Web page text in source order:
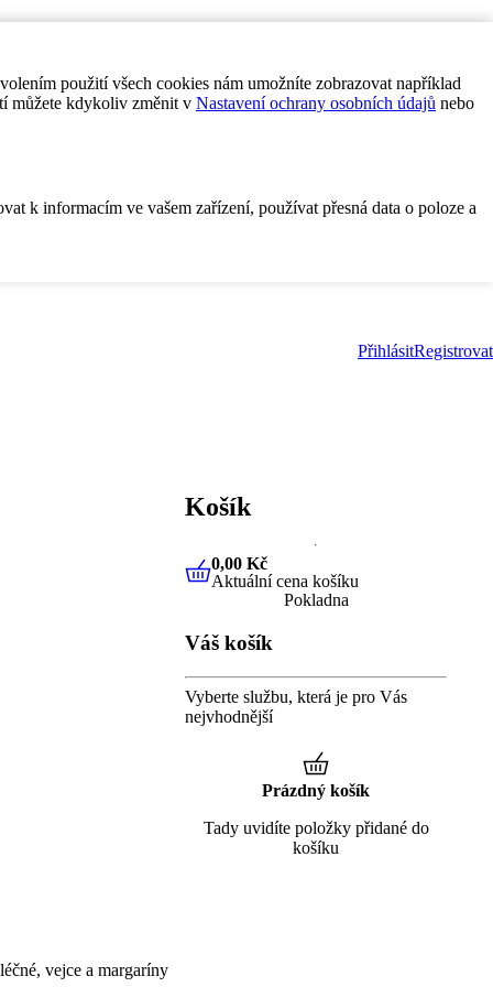
použití všech cookies nám umožníte zobrazovat například
můžete kdykoliv změnit v Nastavení ochrany osobních údajů nebo
k informacím ve vašem zařízení, používat přesná data o poloze a
PřihlásitRegistrovat
vejce a margaríny
Košík
0,00 KčAktuální cena košíku
0,00 Kč
Aktuální cena košíku
Pokladna
Váš košík
Vyberte službu, která je pro Vás
nejvhodnější
Prázdný košík
Tady uvidíte položky přidané do
košíku